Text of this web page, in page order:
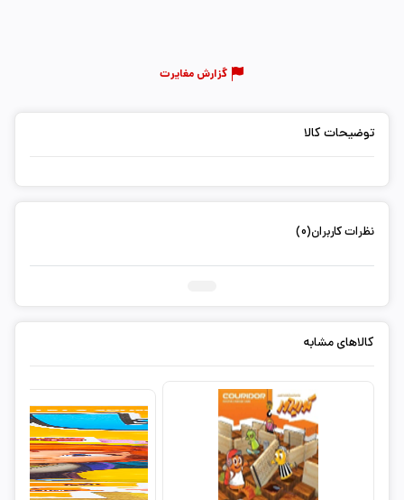
گزارش مغایرت
توضیحات کالا
نظرات کاربران(0)
کالاهای مشابه